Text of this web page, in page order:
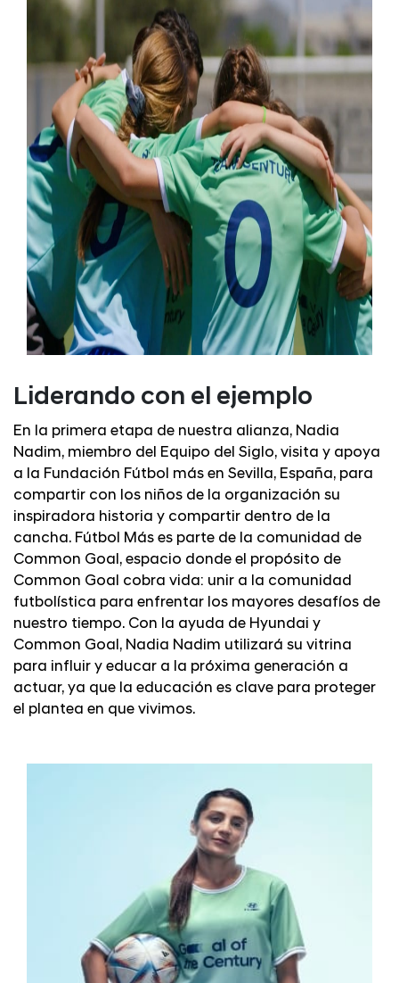
Liderando con el ejemplo
En la primera etapa de nuestra alianza, Nadia
Nadim, miembro del Equipo del Siglo, visita y apoya
a la Fundación Fútbol más en Sevilla, España, para
compartir con los niños de la organización su
inspiradora historia y compartir dentro de la
cancha. Fútbol Más es parte de la comunidad de
Common Goal, espacio donde el propósito de
Common Goal cobra vida: unir a la comunidad
futbolística para enfrentar los mayores desafíos de
nuestro tiempo. Con la ayuda de Hyundai y
Common Goal, Nadia Nadim utilizará su vitrina
para influir y educar a la próxima generación a
actuar, ya que la educación es clave para proteger
el plantea en que vivimos.